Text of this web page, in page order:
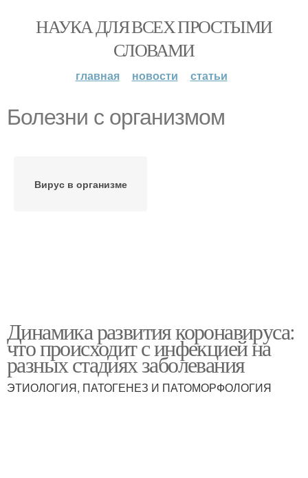
НАУКА ДЛЯ ВСЕХ ПРОСТЫМИ
СЛОВАМИ
главная новости статьи
Болезни с организмом
Вирус в организме
Динамика развития коронавируса:
что происходит с инфекцией на
разных стадиях заболевания
ЭТИОЛОГИЯ, ПАТОГЕНЕЗ И ПАТОМОРФОЛОГИЯ